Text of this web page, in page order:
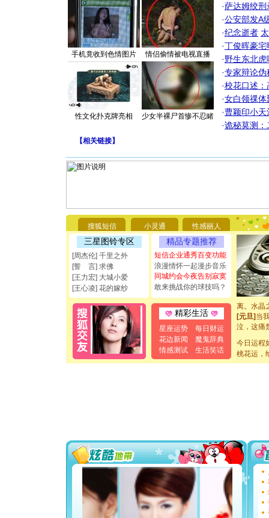
手机竟收到色情图片 情侣偷情被电视直播
性文化扑克牌亮相 少女半裸尸首惨不忍睹
·萨达姆绞刑
·公安部发A
·纪念逝者
·丁俊晖豪
·野生东北
·专家辩论伪
·校花口述：
·女白领祼体
·曹颖印小天
·诡秘莫测：
【相关链接】
搜狐短信 小灵通 性感丽人
三星图铃专区
[周杰伦] 千里之外
[誓 言] 求佛
[王力宏] 大城小爱
[王心凌] 花的嫁纱
精品专题推荐
短信企业通秀百变功能
浪漫情怀一起漫步音乐
同城约会今夜告别寂寞
敢来挑战你的球技吗？
精彩生活
星座运势
每日财运
花边新闻
魔鬼辞典
情感测试
生活笑话
能正大光
都要快乐
[圣诞节]
如意,快
[元旦]看
断电。爱
你是我专
[元旦]如
起；二是
离。水
[元旦]当
泣，这痛
卖了。水
[春节]风
颜！冬去
道一声平
能正大光
都要快乐
[圣诞节]
如意,快
[元旦]
看
断电。
你是我
[元旦]
如
今日运程
桃花运，